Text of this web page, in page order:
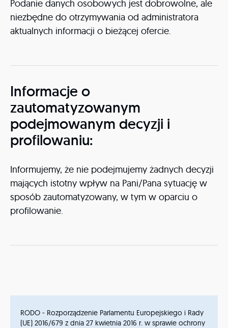
Podanie danych osobowych jest dobrowolne, ale
niezbędne do otrzymywania od administratora
aktualnych informacji o bieżącej ofercie.
Informacje o
zautomatyzowanym
podejmowanym decyzji i
profilowaniu:
Informujemy, że nie podejmujemy żadnych decyzji
mających istotny wpływ na Pani/Pana sytuację w
sposób zautomatyzowany, w tym w oparciu o
profilowanie.
RODO - Rozporządzenie Parlamentu Europejskiego i Rady
(UE) 2016/679 z dnia 27 kwietnia 2016 r. w sprawie ochrony